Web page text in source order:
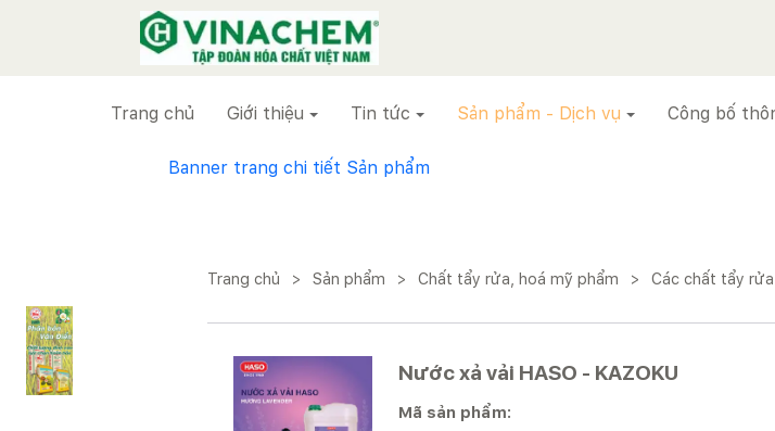
VINACHEM
Trang chủ Giới thiệu Tin tức Sản phẩm - Dịch vụ Công bố
Banner trang chi tiết Sản phẩm
Trang chủ > Sản phẩm > Chất tẩy rửa, hoá mỹ phẩm > Các chất tẩy
Nước xả vải HASO - KAZOKU
Mã sản phẩm: